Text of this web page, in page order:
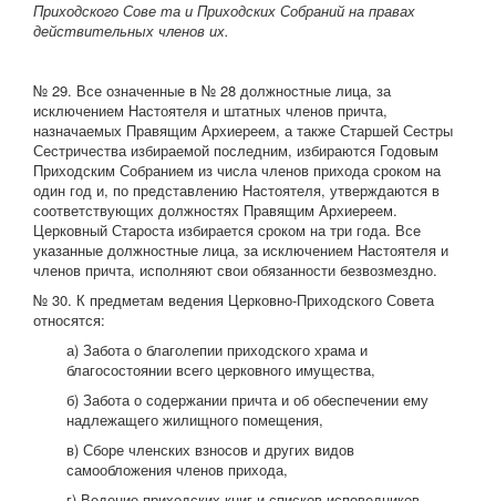
Приходского Сове та и Приходских Собраний на правах
действительных членов их.
№ 29. Все означенные в № 28 должностные лица, за
исключением Настоятеля и штатных членов причта,
назначаемых Правящим Архиереем, а также Старшей Сестры
Сестричества избираемой последним, избираются Годовым
Приходским Собранием из числа членов прихода сроком на
один год и, по представлению Настоятеля, утверждаются в
соответствующих должностях Правящим Архиереем.
Церковный Староста избирается сроком на три года. Все
указанные должностные лица, за исключением Настоятеля и
членов причта, исполняют свои обязанности безвозмездно.
№ 30. К предметам ведения Церковно-Приходского Совета
относятся:
а) Забота о благолепии приходского храма и
благосостоянии всего церковного имущества,
б) Забота о содержании причта и об обеспечении ему
надлежащего жилищного помещения,
в) Сборе членских взносов и других видов
самообложения членов прихода,